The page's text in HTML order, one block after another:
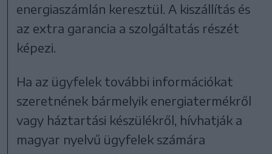
energiaszámlán keresztül. A kiszállítás és
az extra garancia a szolgáltatás részét
képezi.
Ha az ügyfelek további információkat
szeretnének bármelyik energiatermékről
vagy háztartási készülékről, hívhatják a
magyar nyelvű ügyfelek számára